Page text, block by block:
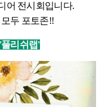
어 전시회입니다.
두 포토존!!
리쉬랩'